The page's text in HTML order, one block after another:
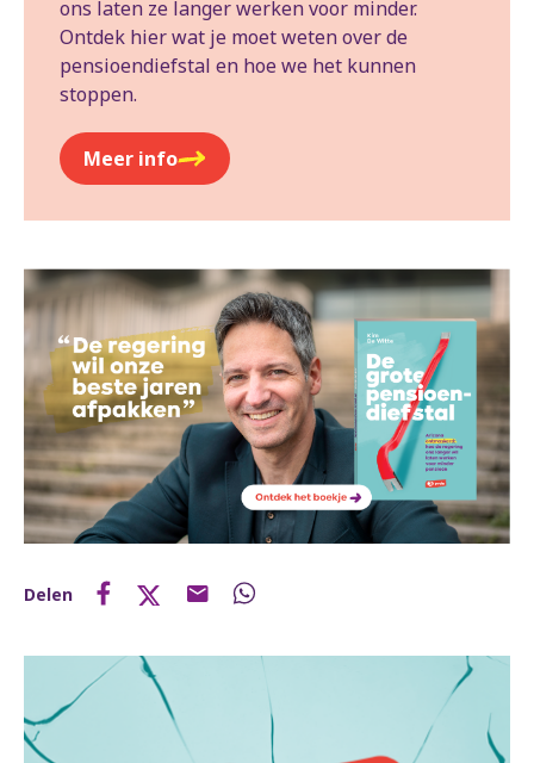
ons laten ze langer werken voor minder.
Ontdek hier wat je moet weten over de
pensioendiefstal en hoe we het kunnen
stoppen.
Meer info
Delen